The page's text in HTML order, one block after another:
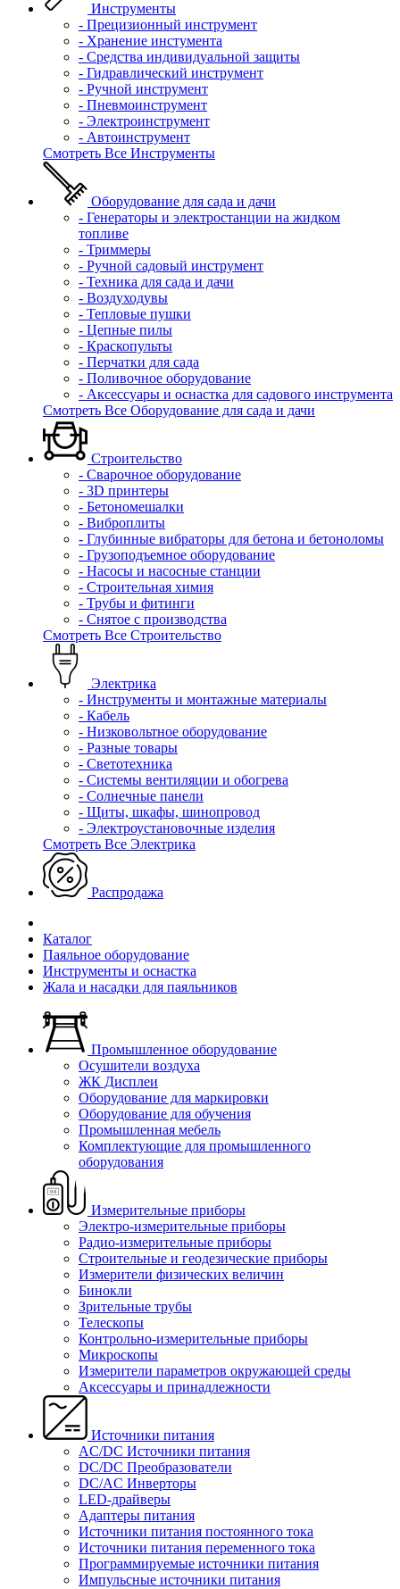
Инструменты
- Прецизионный инструмент
- Хранение инстумента
- Средства индивидуальной защиты
- Гидравлический инструмент
- Ручной инструмент
- Пневмоинструмент
- Электроинструмент
- Автоинструмент
Смотреть Все Инструменты
Оборудование для сада и дачи
- Генераторы и электростанции на жидком
топливе
- Триммеры
- Ручной садовый инструмент
- Техника для сада и дачи
- Воздуходувы
- Тепловые пушки
- Цепные пилы
- Краскопульты
- Перчатки для сада
- Поливочное оборудование
- Аксессуары и оснастка для садового инструмента
Смотреть Все Оборудование для сада и дачи
Строительство
- Сварочное оборудование
- 3D принтеры
- Бетономешалки
- Виброплиты
- Глубинные вибраторы для бетона и бетоноломы
- Грузоподъемное оборудование
- Насосы и насосные станции
- Строительная химия
- Трубы и фитинги
- Снятое с производства
Смотреть Все Строительство
Электрика
- Инструменты и монтажные материалы
- Кабель
- Низковольтное оборудование
- Разные товары
- Светотехника
- Системы вентиляции и обогрева
- Солнечные панели
- Щиты, шкафы, шинопровод
- Электроустановочные изделия
Смотреть Все Электрика
Распродажа
Каталог
Паяльное оборудование
Инструменты и оснастка
Жала и насадки для паяльников
Промышленное оборудование
Осушители воздуха
ЖК Дисплеи
Оборудование для маркировки
Оборудование для обучения
Промышленная мебель
Комплектующие для промышленного
оборудования
Измерительные приборы
Электро-измерительные приборы
Радио-измерительные приборы
Строительные и геодезические приборы
Измерители физических величин
Бинокли
Зрительные трубы
Телескопы
Контрольно-измерительные приборы
Микроскопы
Измерители параметров окружающей среды
Аксессуары и принадлежности
Источники питания
AC/DC Источники питания
DC/DC Преобразователи
DC/AC Инверторы
LED-драйверы
Адаптеры питания
Источники питания постоянного тока
Источники питания переменного тока
Программируемые источники питания
Импульсные источники питания